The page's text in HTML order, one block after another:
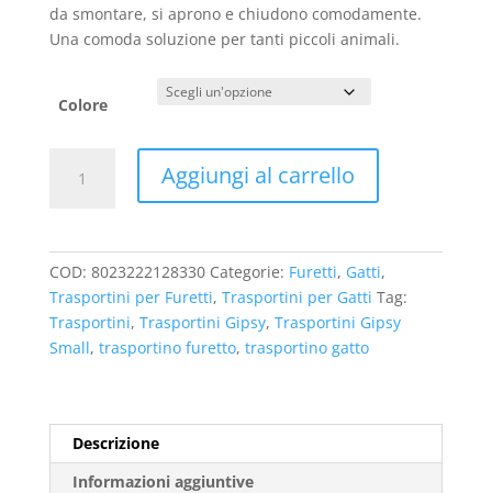
da smontare, si aprono e chiudono comodamente.
Una comoda soluzione per tanti piccoli animali.
Colore
Trasportini
quantità
Aggiungi al carrello
COD: 8023222128330 Categorie: Furetti, Gatti,
Trasportini per Furetti, Trasportini per Gatti Tag:
Trasportini, Trasportini Gipsy, Trasportini Gipsy
Small, trasportino furetto, trasportino gatto
Descrizione
Informazioni aggiuntive